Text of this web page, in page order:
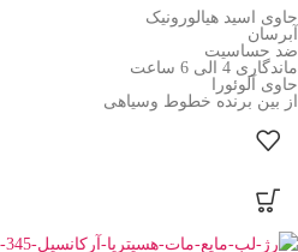
حاوی اسید هیالورونیک
آبرسان
ضد حساسیت
ماندگاری 4 الی 6 ساعت
حاوی آلوئورا
از بین برنده خطوط وسیاهی